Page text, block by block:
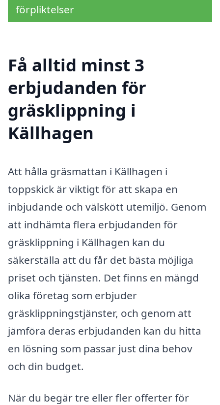
förpliktelser
Få alltid minst 3
erbjudanden för
gräsklippning i
Källhagen
Att hålla gräsmattan i Källhagen i
toppskick är viktigt för att skapa en
inbjudande och välskött utemiljö. Genom
att indhämta flera erbjudanden för
gräsklippning i Källhagen kan du
säkerställa att du får det bästa möjliga
priset och tjänsten. Det finns en mängd
olika företag som erbjuder
gräsklippningstjänster, och genom att
jämföra deras erbjudanden kan du hitta
en lösning som passar just dina behov
och din budget.
När du begär tre eller fler offerter för